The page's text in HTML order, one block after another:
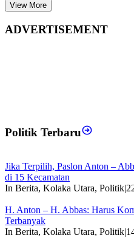
View More
ADVERTISEMENT
Politik Terbaru
Jika Terpilih, Paslon Anton –
di 15 Kecamatan
In Berita, Kolaka Utara, Politik|
H. Anton – H. Abbas: Harus
Terbanyak
In Berita, Kolaka Utara, Politik|